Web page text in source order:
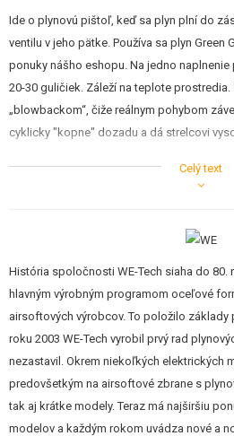
Ide o plynovú pištoľ, keď sa plyn plní do
ventilu v jeho pätke. Používa sa plyn Green
ponuky nášho eshopu. Na jedno
20-30 guličiek. Záleží na teplote prostredia.
„blowbackom“, čiže reálnym pohybom
cyklicky "kopne" dozadu a dá strelcovi
rozborky sa tiež musia čistiť a mazať.
Celý text
História spoločnosti WE-Tech siaha do 80.
hlavným výrobným programom oceľové
airsoftových výrobcov. To položilo základy
roku 2003 WE-Tech vyrobil prvý rad
nezastavil. Okrem niekoľkých elektrických
predovšetkým na airsoftové zbrane s
tak aj krátke modely. Teraz má najširšiu
modelov a každým rokom uvádza nové a